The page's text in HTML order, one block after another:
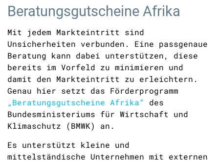
Beratungsgutscheine Afrika
Mit jedem Markteintritt sind
Unsicherheiten verbunden. Eine passgenaue
Beratung kann dabei unterstützen, diese
bereits im Vorfeld zu minimieren und
damit den Markteintritt zu erleichtern.
Genau hier setzt das Förderprogramm
„Beratungsgutscheine Afrika“ des
Bundesministeriums für Wirtschaft und
Klimaschutz (BMWK) an.
Es unterstützt kleine und
mittelständische Unternehmen mit externen